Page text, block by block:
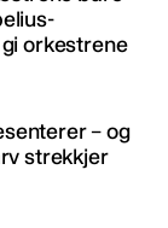
orkestrene
– og
strekkjer